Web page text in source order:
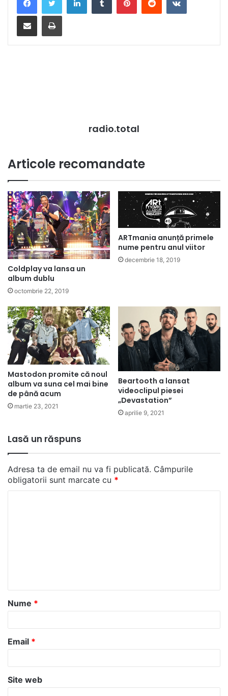
Distribuie prin mail Tipărește
radio.total
Articole recomandate
Coldplay va lansa un
album dublu
octombrie 22, 2019
ARTmania anunță primele
nume pentru anul viitor
decembrie 18, 2019
Mastodon promite că noul
album va suna cel mai bine
de până acum
martie 23, 2021
Beartooth a lansat
videoclipul piesei
„Devastation”
aprilie 9, 2021
Lasă un răspuns
Adresa ta de email nu va fi publicată. Câmpurile
obligatorii sunt marcate cu *
a
r
*
Nume *
Email *
Site web